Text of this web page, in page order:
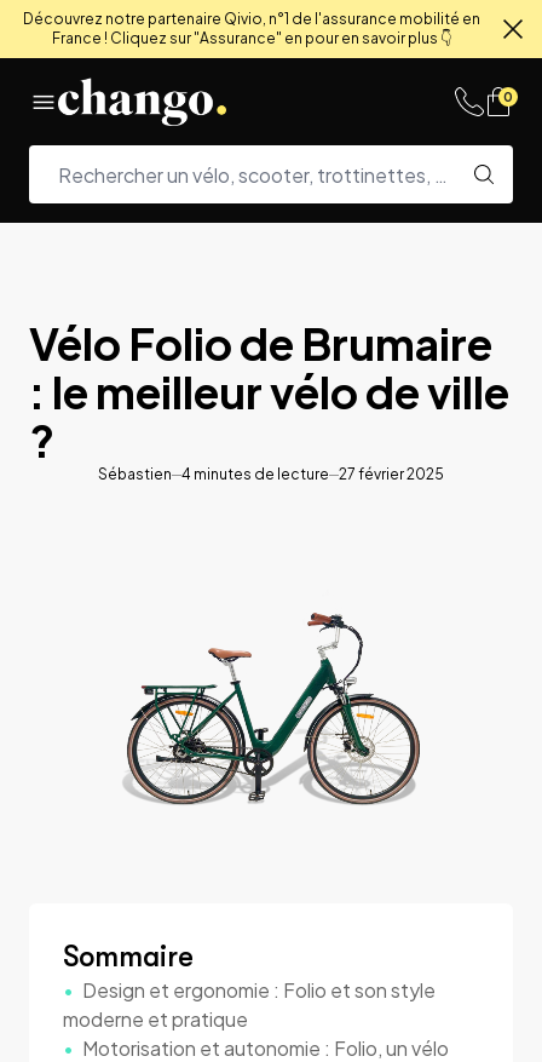
Découvrez notre partenaire Qivio, n°1 de l'assurance mobilité en
France ! Cliquez sur "Assurance" en pour en savoir plus 👇
0
Vélo Folio de Brumaire
: le meilleur vélo de ville
?
Sébastien 4 minutes de lecture 27 février 2025
Sommaire
Design et ergonomie : Folio et son style
moderne et pratique
Motorisation et autonomie : Folio, un vélo